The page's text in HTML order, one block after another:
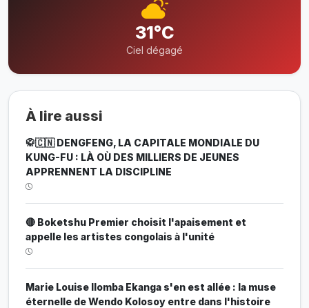
31°C
Ciel dégagé
À lire aussi
🥋🇨🇳 DENGFENG, LA CAPITALE MONDIALE DU
KUNG-FU : LÀ OÙ DES MILLIERS DE JEUNES
APPRENNENT LA DISCIPLINE
🔴 Boketshu Premier choisit l'apaisement et
appelle les artistes congolais à l'unité
Marie Louise Ilomba Ekanga s'en est allée : la muse
éternelle de Wendo Kolosoy entre dans l'histoire